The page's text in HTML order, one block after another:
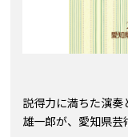
説得力に満ちた演奏
雄一郎が、愛知県芸